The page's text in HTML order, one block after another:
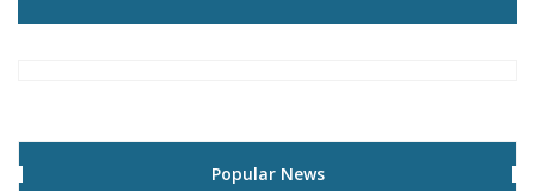
Popular News